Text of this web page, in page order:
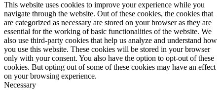
This website uses cookies to improve your experience while you
navigate through the website. Out of these cookies, the cookies that
are categorized as necessary are stored on your browser as they are
essential for the working of basic functionalities of the website. We
also use third-party cookies that help us analyze and understand how
you use this website. These cookies will be stored in your browser
only with your consent. You also have the option to opt-out of these
cookies. But opting out of some of these cookies may have an effect
on your browsing experience.
Necessary